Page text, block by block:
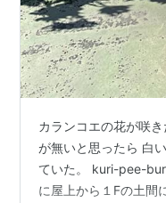
カランコエの花が咲
が無いと思ったら 白
ていた。 kuri-pee-
に屋上から１Fの土間